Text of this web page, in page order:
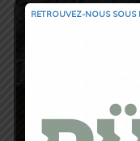
RETROUVEZ-NOUS